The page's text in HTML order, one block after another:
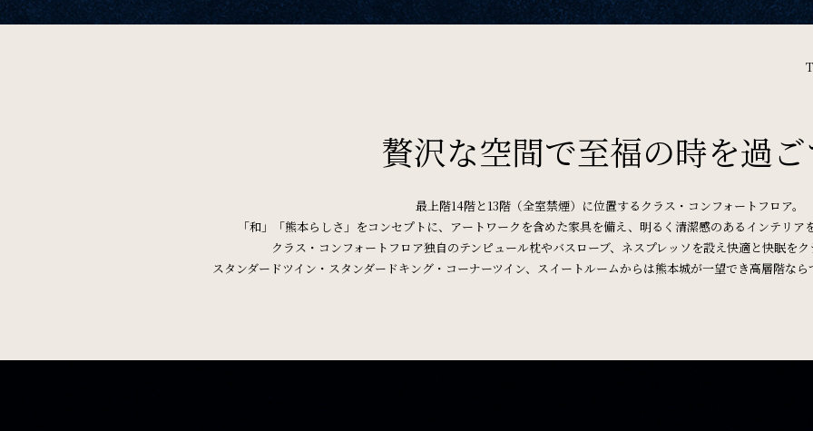
プレスリリース パンフレット 個人情報保護方針 サイトポリシー
贅沢な空間で至福の時を過
最上階14階と13階（全室禁煙）に位置するクラス・コンフォートフロア。
「和」「熊本らしさ」をコンセプトに、アートワークを含めた家具を備え、 明るく清潔感のあるインテリア
クラス・コンフォートフロア独自のテンピュール枕やバスローブ、 ネスプレッソを設え快適と快眠を
スタンダードツイン・スタンダードキング・コーナーツイン、スイートルームからは熊本城が一望でき高層階な